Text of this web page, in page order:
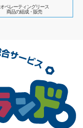
オペレーティングリース
商品の組成・販売